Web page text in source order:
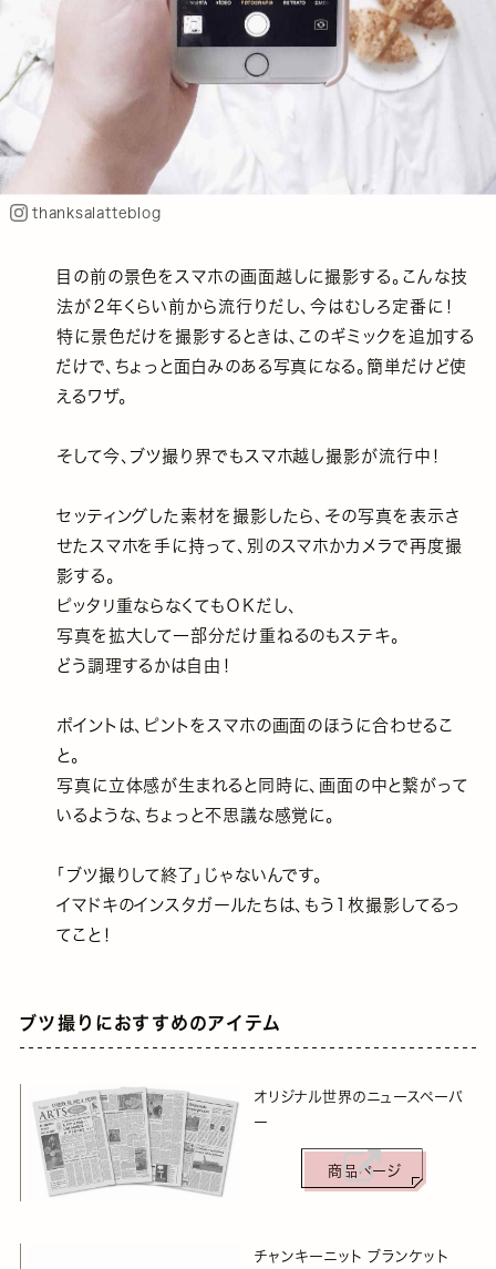
thanksalatteblog
目の前の景色をスマホの画面越しに撮影する。こんな技
法が２年くらい前から流行りだし、今はむしろ定番に！
特に景色だけを撮影するときは、このギミックを追加する
だけで、ちょっと面白みのある写真になる。簡単だけど使
えるワザ。
そして今、ブツ撮り界でもスマホ越し撮影が流行中！
セッティングした素材を撮影したら、その写真を表示さ
せたスマホを手に持って、別のスマホかカメラで再度撮
影する。
ピッタリ重ならなくてもＯＫだし、
写真を拡大して一部分だけ重ねるのもステキ。
どう調理するかは自由！
ポイントは、ピントをスマホの画面のほうに合わせるこ
と。
写真に立体感が生まれると同時に、画面の中と繋がって
いるような、ちょっと不思議な感覚に。
「ブツ撮りして終了」じゃないんです。
イマドキのインスタガールたちは、もう1枚撮影してるっ
てこと！
ブツ撮りにおすすめのアイテム
オリジナル世界のニュースペーパ
ー
商品ページ
チャンキーニット ブランケット